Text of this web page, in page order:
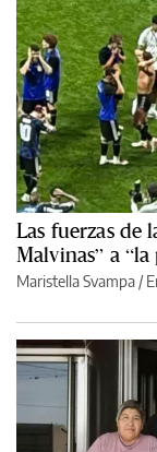
Las fuerzas de
Malvinas” a
Maristella Svampa /